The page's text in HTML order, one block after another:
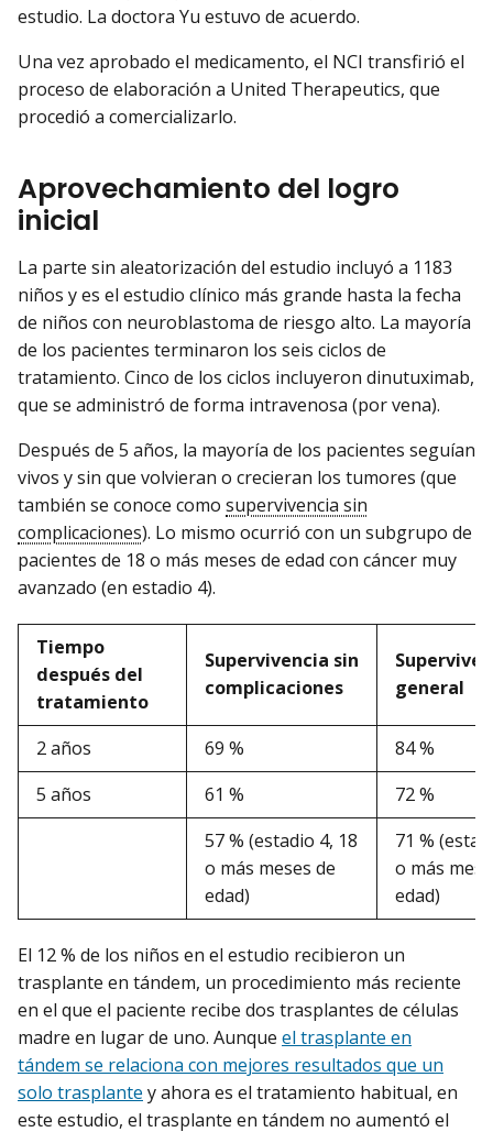
estudio. La doctora Yu estuvo de acuerdo.
Una vez aprobado el medicamento, el NCI transfirió el
proceso de elaboración a United Therapeutics, que
procedió a comercializarlo.
Aprovechamiento del logro
inicial
La parte sin aleatorización del estudio incluyó a 1183
niños y es el estudio clínico más grande hasta la fecha
de niños con neuroblastoma de riesgo alto. La mayoría
de los pacientes terminaron los seis ciclos de
tratamiento. Cinco de los ciclos incluyeron dinutuximab,
que se administró de forma intravenosa (por vena).
Después de 5 años, la mayoría de los pacientes seguían
vivos y sin que volvieran o crecieran los tumores (que
también se conoce como supervivencia sin
complicaciones). Lo mismo ocurrió con un subgrupo de
pacientes de 18 o más meses de edad con cáncer muy
avanzado (en estadio 4).
Tiempo
después del
tratamiento
Supervivencia sin
complicaciones
general
2 años 69 %
84 %
5 años
61 %
72 %
57 % (estadio 4, 18
o más meses de
edad)
71 %
o más
edad)
El 12 % de los niños en el estudio recibieron un
trasplante en tándem, un procedimiento más reciente
en el que el paciente recibe dos trasplantes de células
madre en lugar de uno. Aunque el trasplante en
tándem se relaciona con mejores resultados que un
solo trasplante y ahora es el tratamiento habitual, en
este estudio, el trasplante en tándem no aumentó el